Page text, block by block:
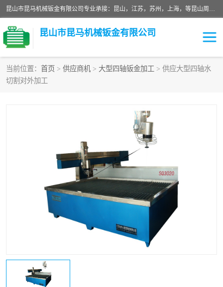
昆山市昆马机械钣金有限公司专业承接：昆山，江苏，苏州，上海，等昆山周边的各种机箱加工/机架加工/钣金加工/机柜外壳加工。多年来，我厂遵循“以人为本”的管理理念，本着“用户第一、信誉至上”的宗旨和“求实、务实，提高办事效率，参与市场竞争”的精神。欢迎新老客户来电咨询！
昆山市昆马机械钣金有限公司
当前位置： 首页 > 供应商机 > 大型四轴钣金加工 > 供应大型四轴水
切割对外加工
铝板切割加工
陶瓷钣金割加工
铁板钣金加工
中纤板钣金加工 塑胶板钣金加工
大理石拼花钣金加工 大型四轴钣金加工
激光切割钣金加工 线切割加工